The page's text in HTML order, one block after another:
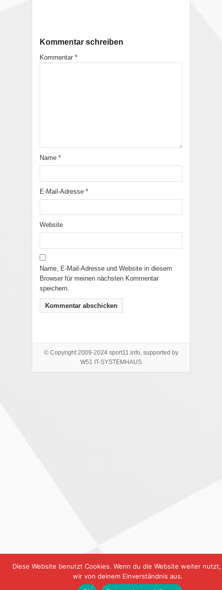
Kommentar schreiben
Kommentar *
Name *
E-Mail-Adresse *
Website
Name, E-Mail-Adresse und Website in diesem
Browser für meinen nächsten Kommentar
speichern.
© Copyright 2009-2024 sport11.info, supported by
W51 IT-SYSTEMHAUS
Diese Website benutzt Cookies. Wenn du die Website weiter
wir von deinem Einverständnis aus.